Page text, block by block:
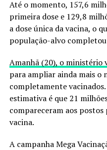
Até o momento, 157,6
primeira dose e 129,8
a dose única da vacina, o
população-alvo
Amanhã (20), o ministério
para ampliar ainda mais o
completamente
estimativa é que 21
compareceram aos postos
vacina.
A campanha Mega